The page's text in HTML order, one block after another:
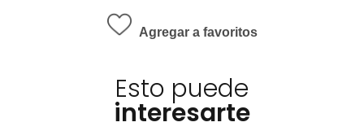
Agregar a favoritos
Esto puede
interesarte